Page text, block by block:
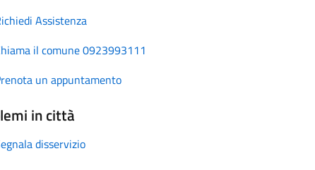
Assistenza
il comune 0923993111
un appuntamento
in città
disservizio